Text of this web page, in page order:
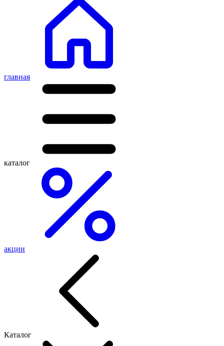
главная
каталог
акции
Каталог